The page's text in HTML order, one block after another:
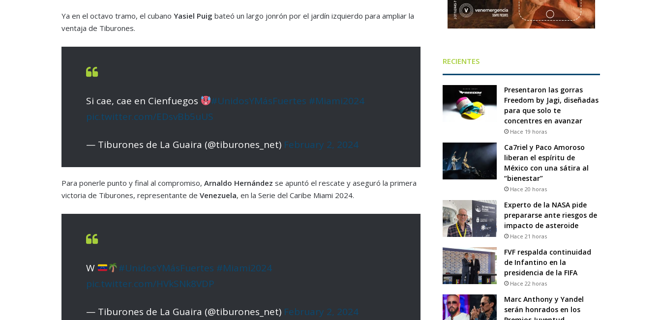
Ya en el octavo tramo, el cubano Yasiel Puig bateó un largo jonrón por el jardín izquierdo para ampliar la
ventaja de Tiburones.
Si cae, cae en Cienfuegos #UnidosYMásFuertes #Miami2024
pic.twitter.com/EDsvBb5uUS
— Tiburones de La Guaira (@tiburones_net) February 2, 2024
Para ponerle punto y final al compromiso, Arnaldo Hernández se apuntó el rescate y aseguró la primera
victoria de Tiburones, representante de Venezuela, en la Serie del Caribe Miami 2024.
W #UnidosYMásFuertes #Miami2024
pic.twitter.com/HVkSNk8VDP
— Tiburones de La Guaira (@tiburones_net) February 2, 2024
RECIENTES
Presentaron las gorras
Freedom by Jagi, diseñadas
para que solo te
concentres en avanzar
Hace 19 horas
Ca7riel y Paco Amoroso
liberan el espíritu de
México con una sátira al
“bienestar”
Hace 20 horas
Experto de la NASA pide
prepararse ante riesgos de
impacto de asteroide
Hace 21 horas
FVF respalda continuidad
de Infantino en la
presidencia de la FIFA
Hace 22 horas
Marc Anthony y Yandel
serán honrados en los